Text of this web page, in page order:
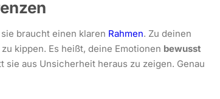
braucht einen klaren Rahmen. Zu deinen
kippen. Es heißt, deine Emotionen bewusst
sie aus Unsicherheit heraus zu zeigen. Genau